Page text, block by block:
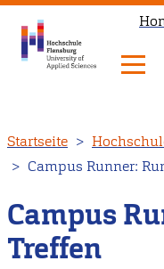
zum
Inhalt
Startseite
Campus Runner:
Campus
Treffen